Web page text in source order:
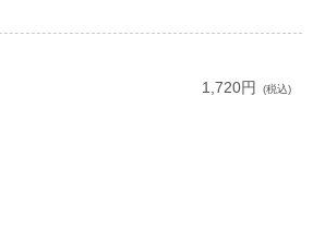
1,720円 (税込)